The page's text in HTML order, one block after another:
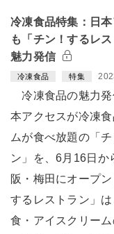
冷凍食品特集：日
も「チン！するレ
魅力発信
冷凍食品 特集
冷凍食品の魅力発
本アクセスが冷凍
ムが食べ放題の「
ン」を、6月16日か
阪・梅田にオープ
するレストラン」
食・アイスクリー